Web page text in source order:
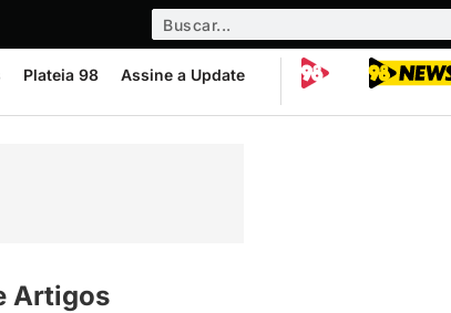
Plateia 98 Assine a Update
Artigos